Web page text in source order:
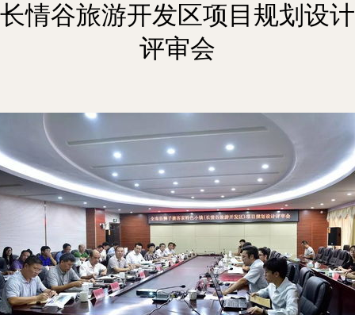
长情谷旅游开发区项目规划设计
评审会